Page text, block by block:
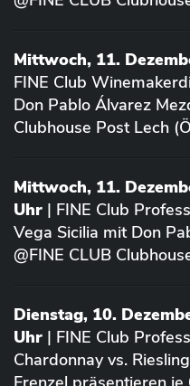
Mittwoch, 11.
FINE Club
Don Pablo Álvarez
Clubhouse Post Lech
Mittwoch, 11.
Uhr | FINE Club
Vega Sicilia mit Don
@FINE CLUB
Dienstag, 10.
Uhr | FINE Club
Chardonnay vs.